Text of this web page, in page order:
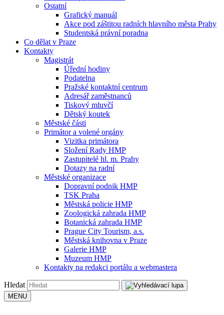
Ostatní
Grafický manuál
Akce pod záštitou radních hlavního města Prahy
Studentská právní poradna
Co dělat v Praze
Kontakty
Magistrát
Úřední hodiny
Podatelna
Pražské kontaktní centrum
Adresář zaměstnanců
Tiskový mluvčí
Dětský koutek
Městské části
Primátor a volené orgány
Vizitka primátora
Složení Rady HMP
Zastupitelé hl. m. Prahy
Dotazy na radní
Městské organizace
Dopravní podnik HMP
TSK Praha
Městská policie HMP
Zoologická zahrada HMP
Botanická zahrada HMP
Prague City Tourism, a.s.
Městská knihovna v Praze
Galerie HMP
Muzeum HMP
Kontakty na redakci portálu a webmastera
Hledat
MENU